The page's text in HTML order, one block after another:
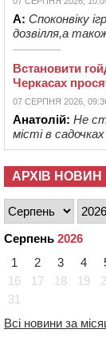
А: Споконвіку
дозвілля,а
Встановити
Черкасах
07 СЕРПНЯ 2026,
Анатолій: Не
місті в садочках
АРХІВ НОВИН
Серпень 2026
1
2 3 4
16
17 18 19
31
Всі новини за